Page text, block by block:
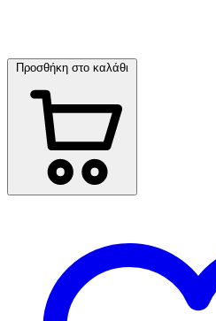
Προσθήκη στο καλάθι